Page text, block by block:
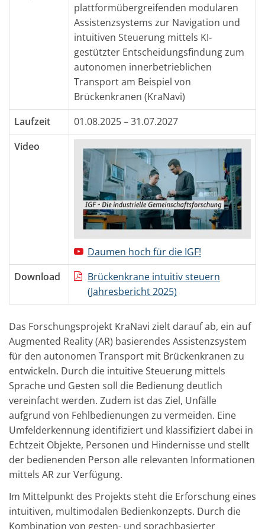
plattformübergreifenden modularen
Assistenzsystems zur Navigation und
intuitiven Steuerung mittels KI-
gestützter Entscheidungsfindung zum
autonomen innerbetrieblichen
Transport am Beispiel von
Brückenkranen (KraNavi)
Laufzeit
01.08.2025 – 31.07.2027
Video
Daumen hoch für die IGF!
Download
Brückenkrane intuitiv steuern
(Jahresbericht 2025)
Das Forschungsprojekt KraNavi zielt darauf ab, ein auf
Augmented Reality (AR) basierendes Assistenzsystem
für den autonomen Transport mit Brückenkranen zu
entwickeln. Durch die intuitive Steuerung mittels
Sprache und Gesten soll die Bedienung deutlich
vereinfacht werden. Zudem ist das Ziel, Unfälle
aufgrund von Fehlbedienungen zu vermeiden. Eine
Umfelderkennung identifiziert und klassifiziert dabei in
Echtzeit Objekte, Personen und Hindernisse und stellt
der bedienenden Person alle relevanten Informationen
mittels AR zur Verfügung.
Im Mittelpunkt des Projekts steht die Erforschung eines
intuitiven, multimodalen Bedienkonzepts. Durch die
Kombination von gesten- und sprachbasierter